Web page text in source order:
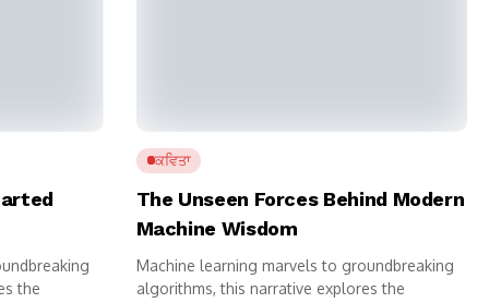
the
ਕਵਿਤਾ
The Unseen Forces Behind Modern
Machine Wisdom
Machine learning marvels to groundbreaking
algorithms, this narrative explores the